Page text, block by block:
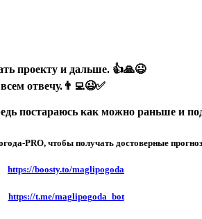
проекту и дальше. 👍🙏😉
отвечу.👨‍💻😉✅
постараюсь как можно раньше и
PRO, чтобы получать достоверные
https://boosty.to/maglipogoda
https://t.me/maglipogoda_bot